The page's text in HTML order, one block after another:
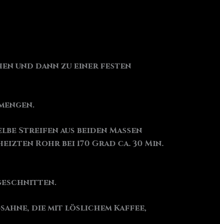
und dann zu einer festen
Streifen aus beiden Massen
Rohr bei 170 Grad ca. 30 Min.
die mit löslichem Kaffee,